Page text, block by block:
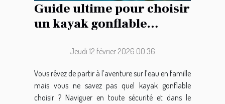
Guide ultime pour choisir
un kayak gonflable
Jeudi 12 février 2026 00:36
Vous rêvez de partir à l’aventure sur l’eau en famille
mais vous ne savez pas quel kayak gonflable
choisir ? Naviguer en toute sécurité et dans le